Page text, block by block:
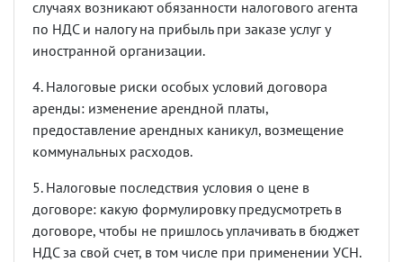
случаях возникают обязанности налогового агента
по НДС и налогу на прибыль при заказе услуг у
иностранной организации.
4. Налоговые риски особых условий договора
аренды: изменение арендной платы,
предоставление арендных каникул, возмещение
коммунальных расходов.
5. Налоговые последствия условия о цене в
договоре: какую формулировку предусмотреть в
договоре, чтобы не пришлось уплачивать в бюджет
НДС за свой счет, в том числе при применении УСН.